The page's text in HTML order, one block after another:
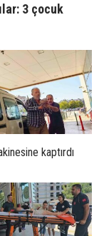
3 çocuk
kaptırdı